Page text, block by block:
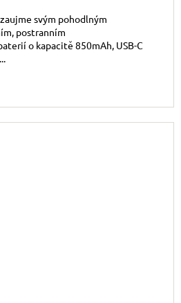
svým pohodlným
postranním
o kapacitě 850mAh, USB-C